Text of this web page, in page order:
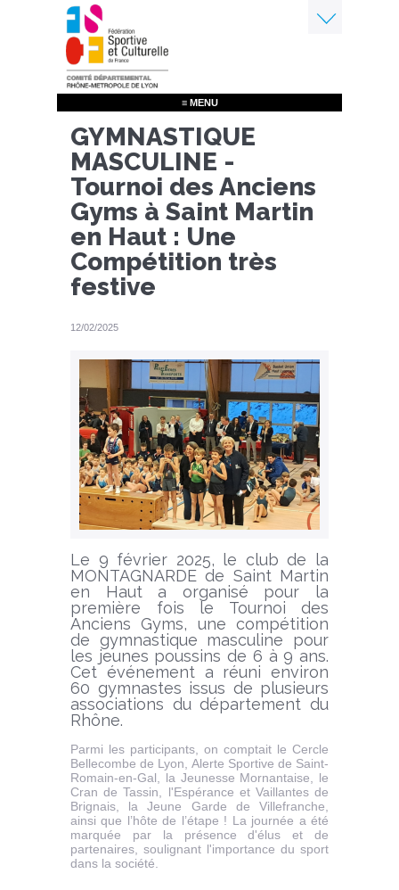
Aller
au
contenu
principal
≡ MENU
GYMNASTIQUE
MASCULINE -
Tournoi des Anciens
Gyms à Saint Martin
en Haut : Une
Compétition très
festive
12/02/2025
Le 9 février 2025, le club de la
MONTAGNARDE de Saint Martin
en Haut a organisé pour la
première fois le Tournoi des
Anciens Gyms, une compétition
de gymnastique masculine pour
les jeunes poussins de 6 à 9 ans.
Cet événement a réuni environ
60 gymnastes issus de plusieurs
associations du département du
Rhône.
Parmi les participants, on comptait le Cercle
Bellecombe de Lyon, Alerte Sportive de Saint-
Romain-en-Gal, la Jeunesse Mornantaise, le
Cran de Tassin, l'Espérance et Vaillantes de
Brignais, la Jeune Garde de Villefranche,
ainsi que l’hôte de l’étape ! La journée a été
marquée par la présence d'élus et de
partenaires, soulignant l'importance du sport
dans la société.